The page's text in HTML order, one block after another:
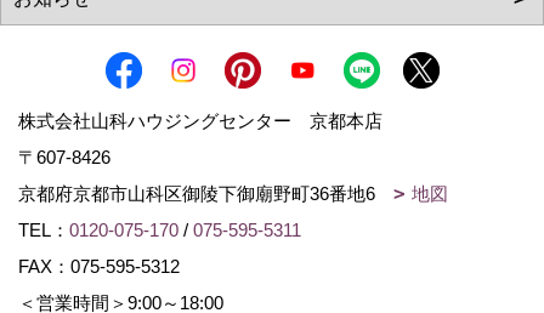
株式会社山科ハウジングセンター 京都本店
〒607-8426
京都府京都市山科区御陵下御廟野町36番地6
地図
TEL： 0120-075-170 / 075-595-5311
FAX：075-595-5312
＜営業時間＞9:00～18:00